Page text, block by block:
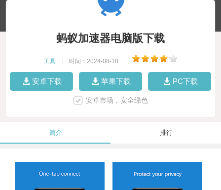
蚂蚁加速器电脑版下载
工具 时间：2024-08-18
安卓下载 苹果下载 PC下载
安卓市场，安全绿色
简介 排行